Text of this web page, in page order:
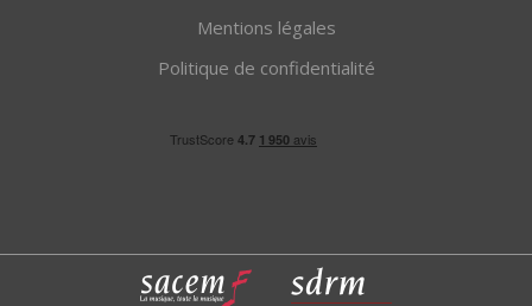
Mentions légales
Politique de confidentialité